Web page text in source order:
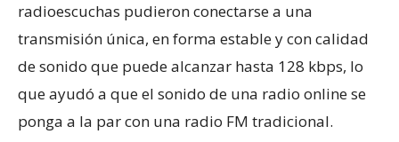
radioescuchas pudieron conectarse a una
transmisión única, en forma estable y con calidad
de sonido que puede alcanzar hasta 128 kbps, lo
que ayudó a que el sonido de una radio online se
ponga a la par con una radio FM tradicional.